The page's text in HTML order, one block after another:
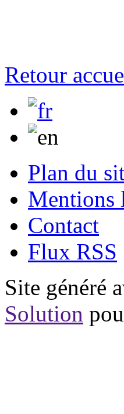
Retour
Plan du
Mentions
Contact
Flux RSS
Site généré
Solution